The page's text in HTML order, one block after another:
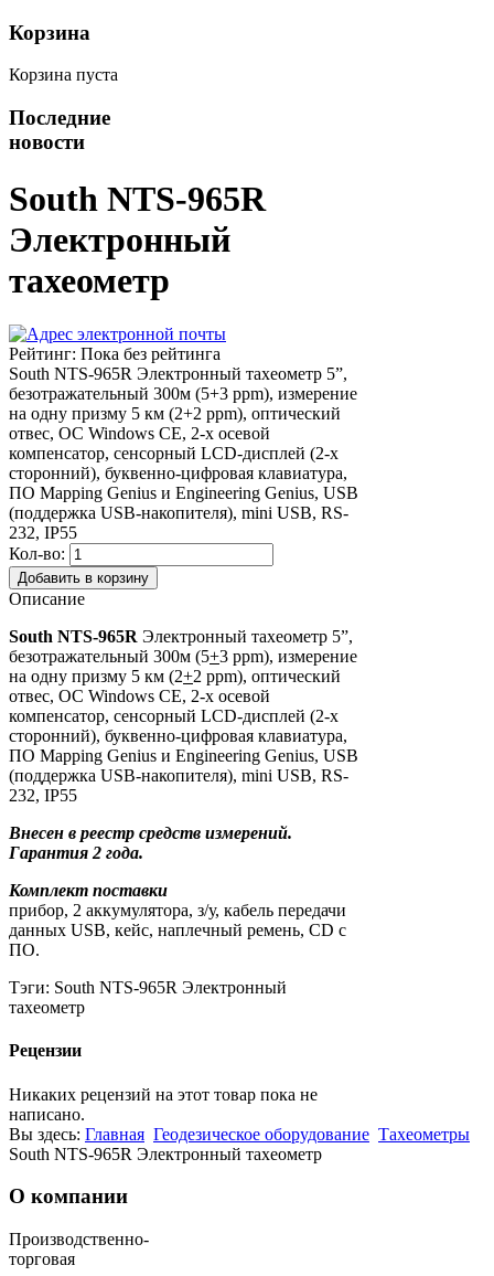
Корзина
Корзина пуста
Последние
новости
South NTS-965R
Электронный
тахеометр
Рейтинг: Пока без рейтинга
South NTS-965R Электронный тахеометр 5”,
безотражательный 300м (5+3 ppm), измерение
на одну призму 5 км (2+2 ppm), оптический
отвес, ОС Windows CE, 2-х осевой
компенсатор, сенсорный LCD-дисплей (2-х
сторонний), буквенно-цифровая клавиатура,
ПО Mapping Genius и Engineering Genius, USB
(поддержка USB-накопителя), mini USB, RS-
232, IP55
Кол-во:
Описание
South NTS-965R Электронный тахеометр 5”,
безотражательный 300м (5+3 ppm), измерение
на одну призму 5 км (2+2 ppm), оптический
отвес, ОС Windows CE, 2-х осевой
компенсатор, сенсорный LCD-дисплей (2-х
сторонний), буквенно-цифровая клавиатура,
ПО Mapping Genius и Engineering Genius, USB
(поддержка USB-накопителя), mini USB, RS-
232, IP55
Внесен в реестр средств измерений.
Гарантия 2 года.
Комплект поставки
прибор, 2 аккумулятора, з/у, кабель передачи
данных USB, кейс, наплечный ремень, СD c
ПО.
Тэги: South NTS-965R Электронный
тахеометр
Рецензии
Никаких рецензий на этот товар пока не
написано.
Вы здесь: Главная Геодезическое оборудование Тахеометры
South NTS-965R Электронный тахеометр
О компании
Производственно-
торговая